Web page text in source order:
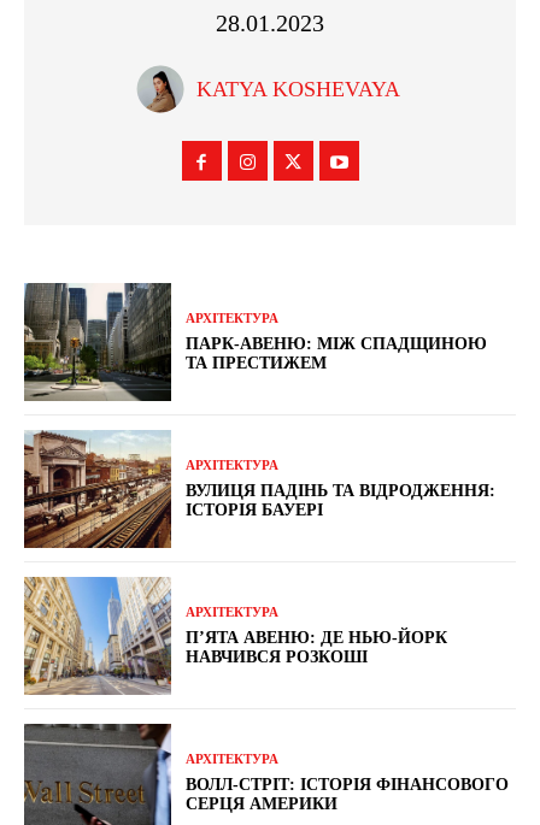
28.01.2023
KATYA KOSHEVAYA
АРХІТЕКТУРА
ПАРК-АВЕНЮ: МІЖ СПАДЩИНОЮ
ТА ПРЕСТИЖЕМ
АРХІТЕКТУРА
ВУЛИЦЯ ПАДІНЬ ТА ВІДРОДЖЕННЯ:
ІСТОРІЯ БАУЕРІ
АРХІТЕКТУРА
П’ЯТА АВЕНЮ: ДЕ НЬЮ-ЙОРК
НАВЧИВСЯ РОЗКОШІ
АРХІТЕКТУРА
ВОЛЛ-СТРІТ: ІСТОРІЯ ФІНАНСОВОГО
СЕРЦЯ АМЕРИКИ